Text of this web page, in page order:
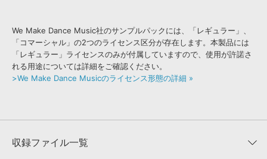
We Make Dance Music社のサンプルパックには、「レギュラー」、
「コマーシャル」の2つのライセンス区分が存在します。本製品には
「レギュラー」ライセンスのみが付属していますので、使用が許諾さ
れる用途については詳細をご確認ください。
>We Make Dance Musicのライセンス形態の詳細 »
収録ファイル一覧